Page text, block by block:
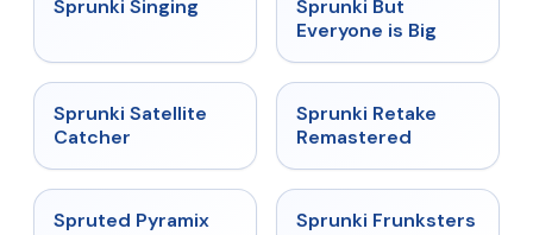
Sprunki Singing
Sprunki But
Everyone is Big
★ 4.4
Sprunki Satellite
Catcher
Sprunki Retake
Remastered
★ 4.9
Spruted Pyramix ★ 4.7
Sprunki Frunksters